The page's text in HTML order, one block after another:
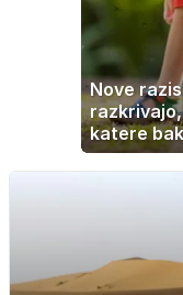
Nove
razkrivajo,
katere
na koži
komarje